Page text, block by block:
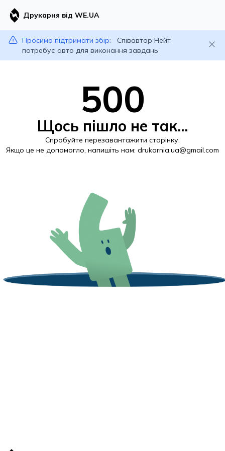
Друкарня від WE.UA
Просимо підтримати збір:
Співавтор Нейт
потребує авто для виконання завдань
500
Щось пішло не так...
Спробуйте перезавантажити сторінку.
Якщо це не допомогло, напишіть нам: drukarnia.ua@gmail.com